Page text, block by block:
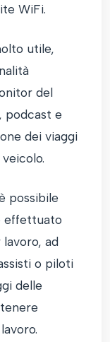
WiFi.
utile,
del
podcast e
dei viaggi
possibile
effettuato
ad
o piloti
delle